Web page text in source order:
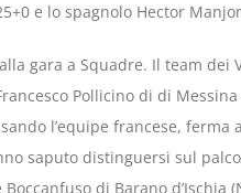
e lo spagnolo Hector
gara a Squadre. Il team dei
Pollicino di di
l’equipe francese, ferma
saputo distinguersi sul
di Barano d’Ischia